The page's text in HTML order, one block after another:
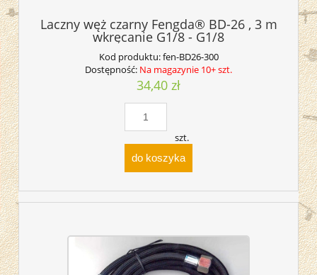
Laczny węż czarny Fengda® BD-26 , 3 m
wkręcanie G1/8 - G1/8
Kod produktu:fen-BD26-300
Dostępność: Na magazynie 10+ szt.
34,40 zł
szt.
do koszyka